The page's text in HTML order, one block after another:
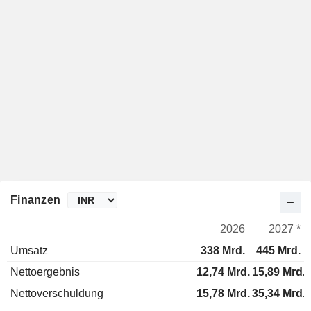
Finanzen
2026
2027 *
Umsatz
338 Mrd.
445 Mrd.
Nettoergebnis
12,74 Mrd. 15,89 Mrd.
Nettoverschuldung
15,78 Mrd.35,34 Mrd.